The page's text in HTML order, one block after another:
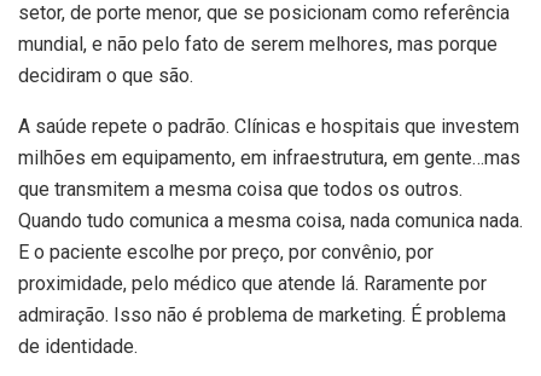
setor, de porte menor, que se posicionam como referência
mundial, e não pelo fato de serem melhores, mas porque
decidiram o que são.
A saúde repete o padrão. Clínicas e hospitais que investem
milhões em equipamento, em infraestrutura, em gente…mas
que transmitem a mesma coisa que todos os outros.
Quando tudo comunica a mesma coisa, nada comunica nada.
E o paciente escolhe por preço, por convênio, por
proximidade, pelo médico que atende lá. Raramente por
admiração. Isso não é problema de marketing. É problema
de identidade.